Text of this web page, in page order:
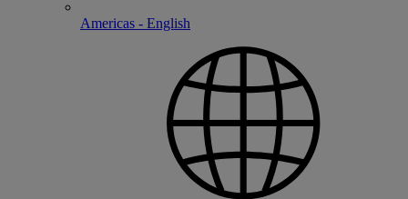
Americas - English